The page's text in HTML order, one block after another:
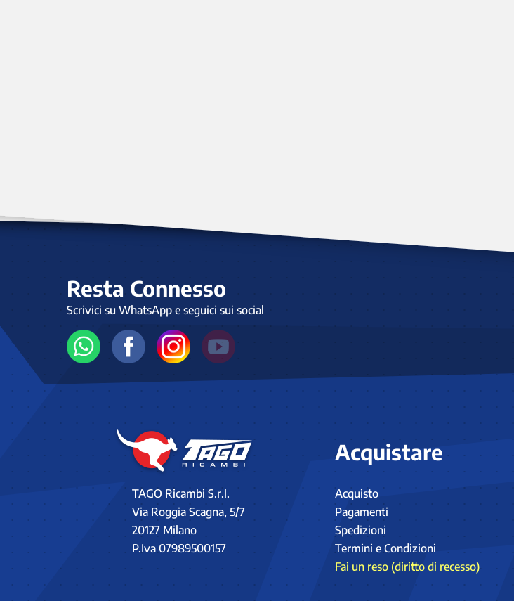
Resta Connesso
Scrivici su WhatsApp e seguici sui social
TAGO Ricambi S.r.l.
Via Roggia Scagna, 5/7
20127 Milano
P.Iva 07989500157
Acquistare
Acquisto
Pagamenti
Spedizioni
Termini e Condizioni
Fai un reso (diritto di recesso)